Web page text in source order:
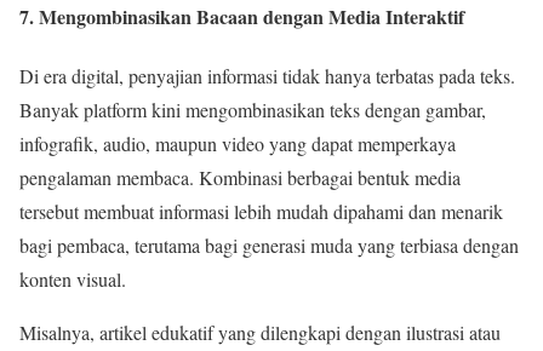
7. Mengombinasikan Bacaan dengan Media Interaktif
Di era digital, penyajian informasi tidak hanya terbatas pada teks.
Banyak platform kini mengombinasikan teks dengan gambar,
infografik, audio, maupun video yang dapat memperkaya
pengalaman membaca. Kombinasi berbagai bentuk media
tersebut membuat informasi lebih mudah dipahami dan menarik
bagi pembaca, terutama bagi generasi muda yang terbiasa dengan
konten visual.
Misalnya, artikel edukatif yang dilengkapi dengan ilustrasi atau